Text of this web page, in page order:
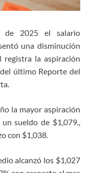
de 2025 el salario
una disminución
registra la aspiración
último Reporte del
la mayor aspiración
sueldo de $1,079.,
con $1,038.
alcanzó los $1,027